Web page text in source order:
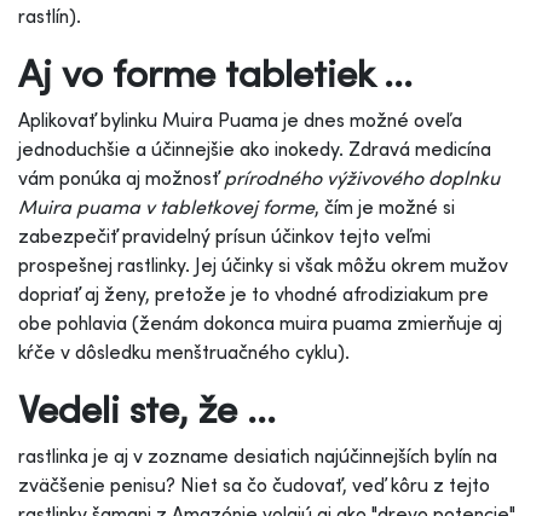
rastlín).
Aj vo forme tabletiek ...
Aplikovať bylinku Muira Puama je dnes možné oveľa
jednoduchšie a účinnejšie ako inokedy. Zdravá medicína
vám ponúka aj možnosťprírodného výživového doplnku
Muira puama v tabletkovej forme, čím je možné si
zabezpečiť pravidelný prísun účinkov tejto veľmi
prospešnej rastlinky. Jej účinky si však môžu okrem mužov
dopriať aj ženy, pretože je to vhodné afrodiziakum pre
obe pohlavia (ženám dokonca muira puama zmierňuje aj
kŕče v dôsledku menštruačného cyklu).
Vedeli ste, že ...
rastlinka je aj v zozname desiatich najúčinnejších bylín na
zväčšenie penisu? Niet sa čo čudovať, veď kôru z tejto